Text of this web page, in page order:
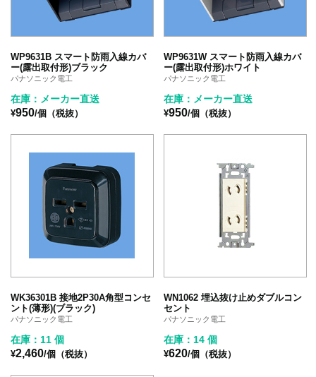
WP9631B スマート防雨入線カバ
ー(露出取付形)ブラック
パナソニック電工
在庫：メーカー直送
¥950/個（税抜）
WP9631W スマート防雨入線カバ
ー(露出取付形)ホワイト
パナソニック電工
在庫：メーカー直送
¥950/個（税抜）
WK36301B 接地2P30A角型コンセ
ント(薄形)(ブラック)
パナソニック電工
在庫：11 個
¥2,460/個（税抜）
WN1062 埋込抜け止めダブルコン
セント
パナソニック電工
在庫：14 個
¥620/個（税抜）